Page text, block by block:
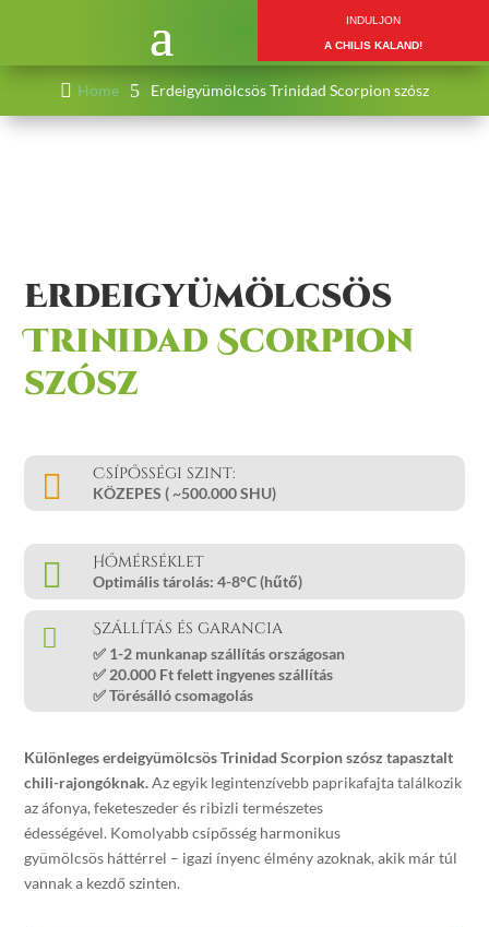
INDULJON
A CHILIS KALAND!
 Home 5 Erdeigyümölcsös Trinidad Scorpion szósz
Erdeigyümölcsös
Trinidad Scorpion
szósz
 Csípősségi szint:
KÖZEPES (~500.000 SHU)
 Hőmérséklet
Optimális tárolás: 4-8°C (hűtő)
 Szállítás és garancia
✅ 1-2 munkanapszállítás országosan
✅ 20.000 Ft felett ingyenesszállítás
✅Törésállócsomagolás
Különleges erdeigyümölcsös Trinidad Scorpion szósz tapasztalt
chili-rajongóknak. Az egyik legintenzívebb paprikafajta találkozik
az áfonya, feketeszeder és ribizli természetes
édességével. Komolyabb csípősség harmonikus
gyümölcsös háttérrel – igazi ínyenc élmény azoknak, akik már túl
vannak a kezdő szinten.